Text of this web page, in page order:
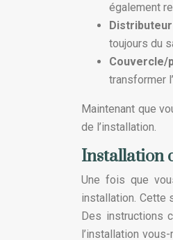
également
toujours du
Couvercle/
transformer
Maintenant que
de l’installation.
Installation
Une fois que
installation. Cette
Des instructions
l’installation